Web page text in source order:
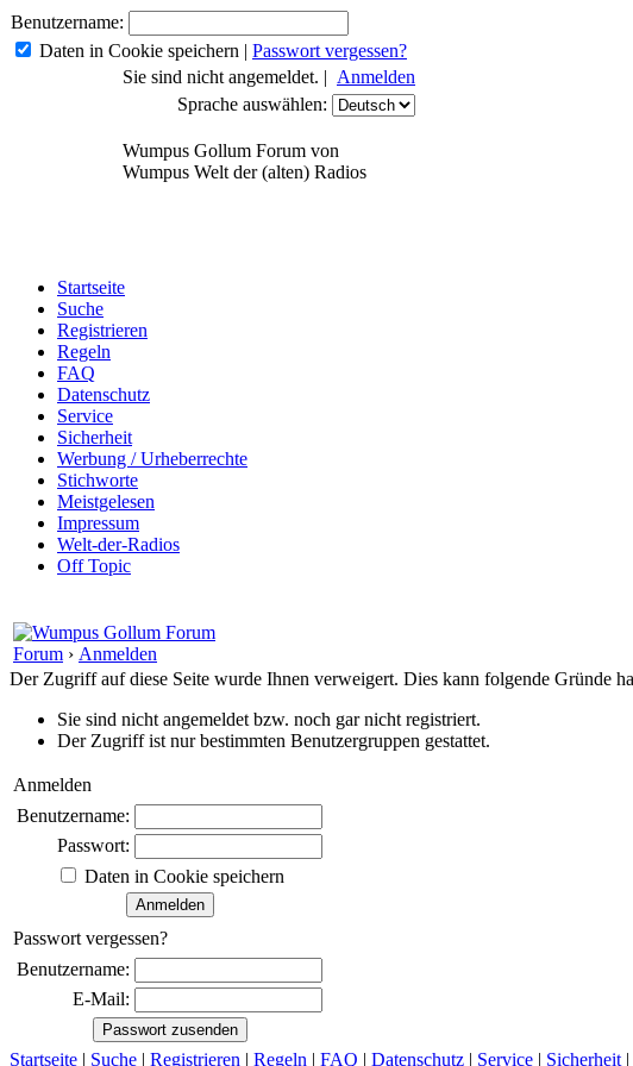
Benutzername:
Daten in Cookie speichern | Passwort vergessen?
Sie sind nicht angemeldet. | Anmelden
Sprache auswählen:
Wumpus Gollum Forum von
Wumpus Welt der (alten) Radios
Startseite
Suche
Registrieren
Regeln
FAQ
Datenschutz
Service
Sicherheit
Werbung / Urheberrechte
Stichworte
Meistgelesen
Impressum
Welt-der-Radios
Off Topic
Forum › Anmelden
Der Zugriff auf diese Seite wurde Ihnen verweigert. Dies kann folgende Gründe
Sie sind nicht angemeldet bzw. noch gar nicht registriert.
Der Zugriff ist nur bestimmten Benutzergruppen gestattet.
Anmelden
Benutzername:
Passwort:
Daten in Cookie speichern
Passwort vergessen?
Benutzername:
E-Mail:
Startseite | Suche | Registrieren | Regeln | FAQ | Datenschutz | Service | Sicherheit |